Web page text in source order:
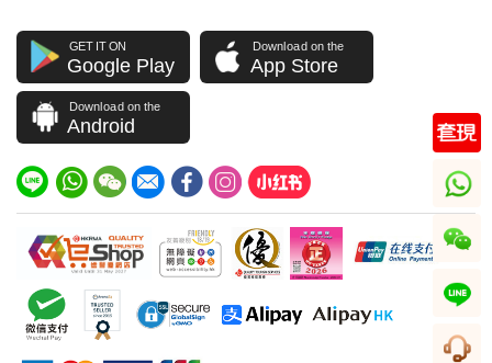
GET IT ON
Google Play
Download on the
App Store
Download on the
Android
whatsapp